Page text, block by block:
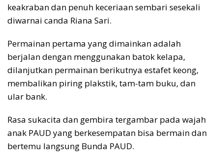
keakraban dan penuh keceriaan sembari sesekali
diwarnai canda Riana Sari.
Permainan pertama yang dimainkan adalah
berjalan dengan menggunakan batok kelapa,
dilanjutkan permainan berikutnya estafet keong,
membalikan piring plakstik, tam-tam buku, dan
ular bank.
Rasa sukacita dan gembira tergambar pada wajah
anak PAUD yang berkesempatan bisa bermain dan
bertemu langsung Bunda PAUD.